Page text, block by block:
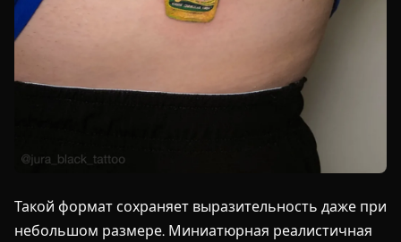
Такой формат сохраняет выразительность даже при
небольшом размере. Миниатюрная реалистичная